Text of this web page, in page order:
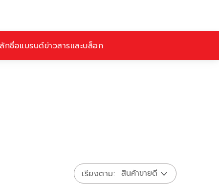
กชื่อแบรนด์ข่าวสารและบล็อก
เรียงตาม